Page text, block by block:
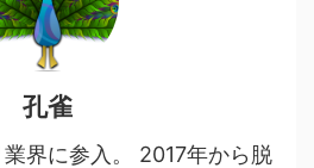
孔雀
界に参入。 2017年から脱